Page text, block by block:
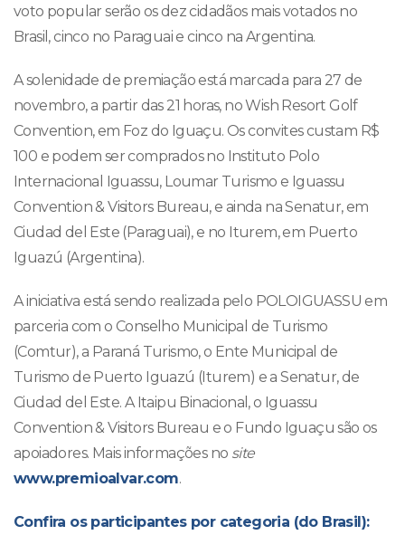
voto popular serão os dez cidadãos mais votados no
Brasil, cinco no Paraguai e cinco na Argentina.
A solenidade de premiação está marcada para 27 de
novembro, a partir das 21 horas, no Wish Resort Golf
Convention, em Foz do Iguaçu. Os convites custam R$
100 e podem ser comprados no Instituto Polo
Internacional Iguassu, Loumar Turismo e Iguassu
Convention & Visitors Bureau, e ainda na Senatur, em
Ciudad del Este (Paraguai), e no Iturem, em Puerto
Iguazú (Argentina).
A iniciativa está sendo realizada pelo POLOIGUASSU em
parceria com o Conselho Municipal de Turismo
(Comtur), a Paraná Turismo, o Ente Municipal de
Turismo de Puerto Iguazú (Iturem) e a Senatur, de
Ciudad del Este. A Itaipu Binacional, o Iguassu
Convention & Visitors Bureau e o Fundo Iguaçu são os
apoiadores. Mais informações no site
www.premioalvar.com.
Confira os participantes por categoria (do Brasil):